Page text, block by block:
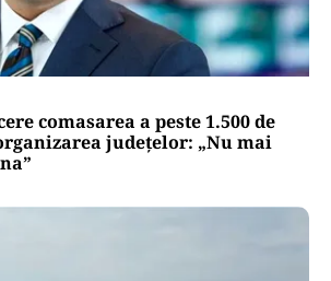
comasarea a peste 1.500 de
județelor: „Nu mai